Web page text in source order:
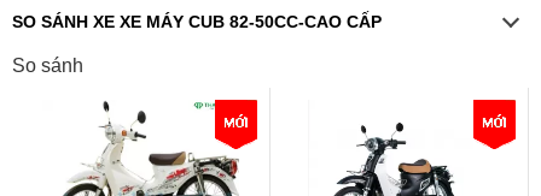
SO SÁNH XE XE MÁY CUB 82-50CC-CAO CẤP
So sánh